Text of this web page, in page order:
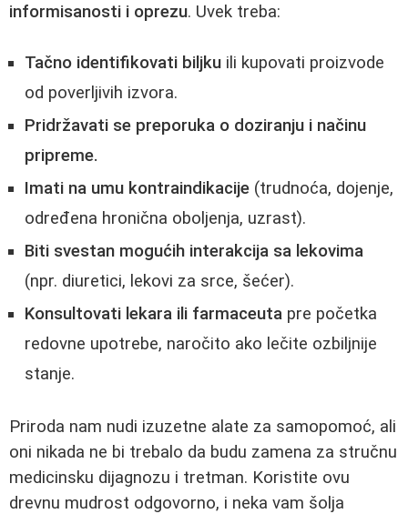
informisanosti i oprezu. Uvek treba:
Tačno identifikovati biljku ili kupovati proizvode
od poverljivih izvora.
Pridržavati se preporuka o doziranju i načinu
pripreme.
Imati na umu kontraindikacije (trudnoća, dojenje,
određena hronična oboljenja, uzrast).
Biti svestan mogućih interakcija sa lekovima
(npr. diuretici, lekovi za srce, šećer).
Konsultovati lekara ili farmaceuta pre početka
redovne upotrebe, naročito ako lečite ozbiljnije
stanje.
Priroda nam nudi izuzetne alate za samopomoć, ali
oni nikada ne bi trebalo da budu zamena za stručnu
medicinsku dijagnozu i tretman. Koristite ovu
drevnu mudrost odgovorno, i neka vam šolja